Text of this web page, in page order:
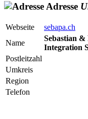
Adresse
Webseite
sebapa.ch
Name
Sebastian
Integration
Postleitzahl
Umkreis
Region
Telefon